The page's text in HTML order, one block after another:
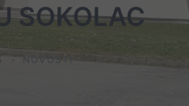
SOKOLAC
NOVOSTI